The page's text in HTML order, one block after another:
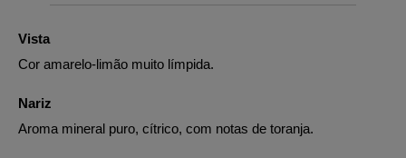
Vista
Cor amarelo-limão muito límpida.
Nariz
Aroma mineral puro, cítrico, com notas de toranja.